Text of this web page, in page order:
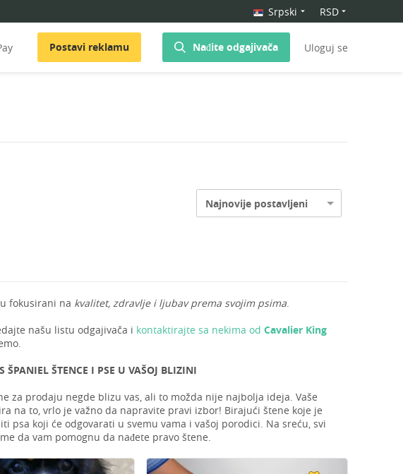
Srpski RSD
Postavi reklamu Nađite odgajivača Uloguj se
Najnovije postavljeni
fokusirani na kvalitet, zdravlje i ljubav prema svojim psima.
našu listu odgajivača i kontaktirajte sa nekima od Cavalier King
ŠPANIEL ŠTENCE I PSE U VAŠOJ BLIZINI
za prodaju negde blizu vas, ali to možda nije najbolja ideja. Vaše
na to, vrlo je važno da napravite pravi izbor! Birajući štene koje je
psa koji će odgovarati u svemu vama i vašoj porodici. Na sreću, svi
da vam pomognu da nađete pravo štene.